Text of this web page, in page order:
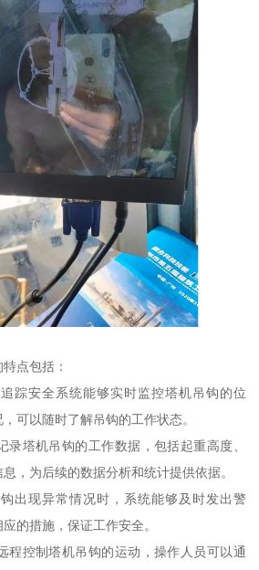
点包括：
踪安全系统能够实时监控塔机吊钩的位
可以随时了解吊钩的工作状态。
录塔机吊钩的工作数据，包括起重高度、
，为后续的数据分析和统计提供依据。
出现异常情况时，系统能够及时发出警
的措施，保证工作安全。
程控制塔机吊钩的运动，操作人员可以通